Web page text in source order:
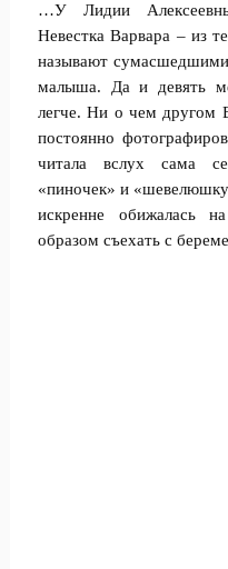
…У Лидии
Невестка Варвара – из
называют
малыша. Да и девять
легче. Ни о чем другом
постоянно
читала вслух сама
«пиночек» и
искренне обижалась
образом съехать с